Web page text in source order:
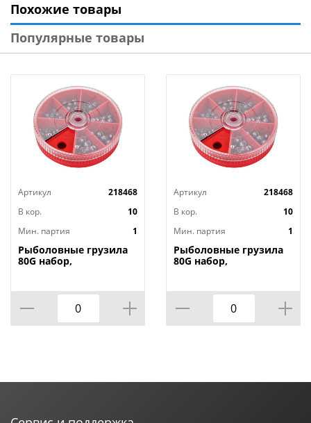
Похожие товары
Популярные товары
Артикул
218468
В кор.
10
Мин. партия
1
Рыболовные грузила
80G набор,
Артикул
218468
В кор.
10
Мин. партия
1
Рыболовные грузила
80G набор,